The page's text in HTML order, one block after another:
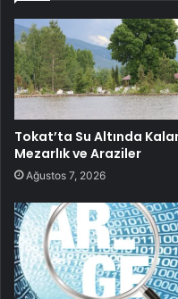
Tokat’ta Su Altında
Mezarlık ve Araziler
Ağustos 7, 2026